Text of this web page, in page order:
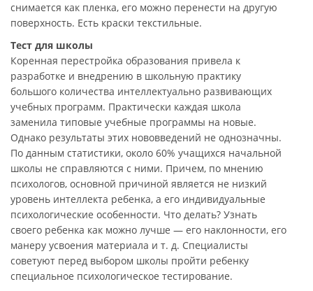
снимается как пленка, его можно перенести на другую
поверхность. Есть краски текстильные.
Тест для школы
Коренная перестройка образования привела к
разработке и внедрению в школьную практику
большого количества интеллектуально развивающих
учебных программ. Практически каждая школа
заменила типовые учебные программы на новые.
Однако результаты этих нововведений не однозначны.
По данным статистики, около 60% учащихся начальной
школы не справляются с ними. Причем, по мнению
психологов, основной причиной является не низкий
уровень интеллекта ребенка, а его индивидуальные
психологические особенности. Что делать? Узнать
своего ребенка как можно лучше — его наклонности, его
манеру усвоения материала и т. д. Специалисты
советуют перед выбором школы пройти ребенку
специальное психологическое тестирование.